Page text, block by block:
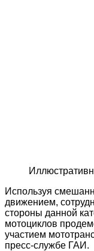
Используя
движением,
стороны данной
мотоциклов
участием
пресс-службе ГАИ.